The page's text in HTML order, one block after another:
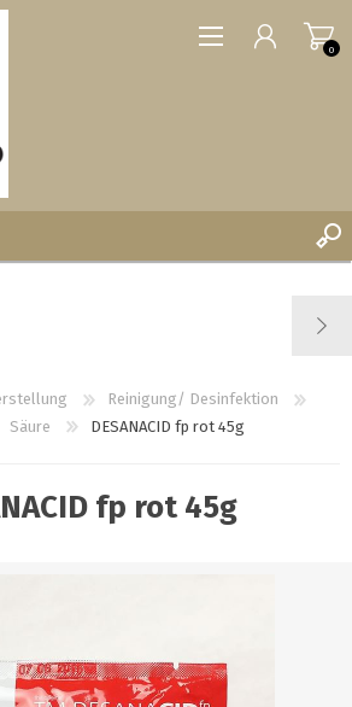
0
Reinigung/ Desinfektion
Säure DESANACID fp rot 45g
fp rot 45g